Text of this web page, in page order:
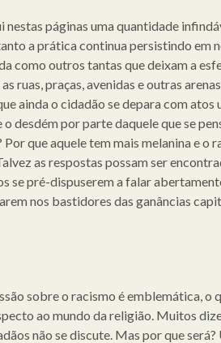
nestas páginas uma quantidade
a prática continua persistindo em
como outros tantas que deixam a
ruas, praças, avenidas e outras
ainda o cidadão se depara com
desdém por parte daquele que se
Por que aquele tem mais melanina e o
as respostas possam ser
se pré-dispuserem a falar
nos bastidores das ganâncias
sobre o racismo é emblemática, o
ao mundo da religião. Muitos
não se discute. Mas por que será?